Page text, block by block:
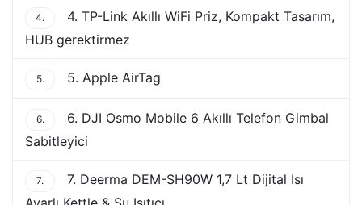
4.
4. TP-Link Akıllı WiFi Priz, Kompakt Tasarım,
HUB gerektirmez
5. 5. Apple AirTag
6.
6. DJI Osmo Mobile 6 Akıllı Telefon Gimbal
Sabitleyici
7.
7. Deerma DEM-SH90W 1,7 Lt Dijital Isı